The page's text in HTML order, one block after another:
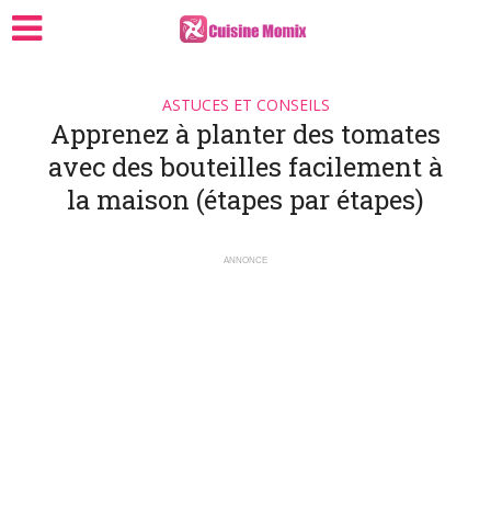
ASTUCES ET CONSEILS
Apprenez à planter des tomates
avec des bouteilles facilement à
la maison (étapes par étapes)
ANNONCE